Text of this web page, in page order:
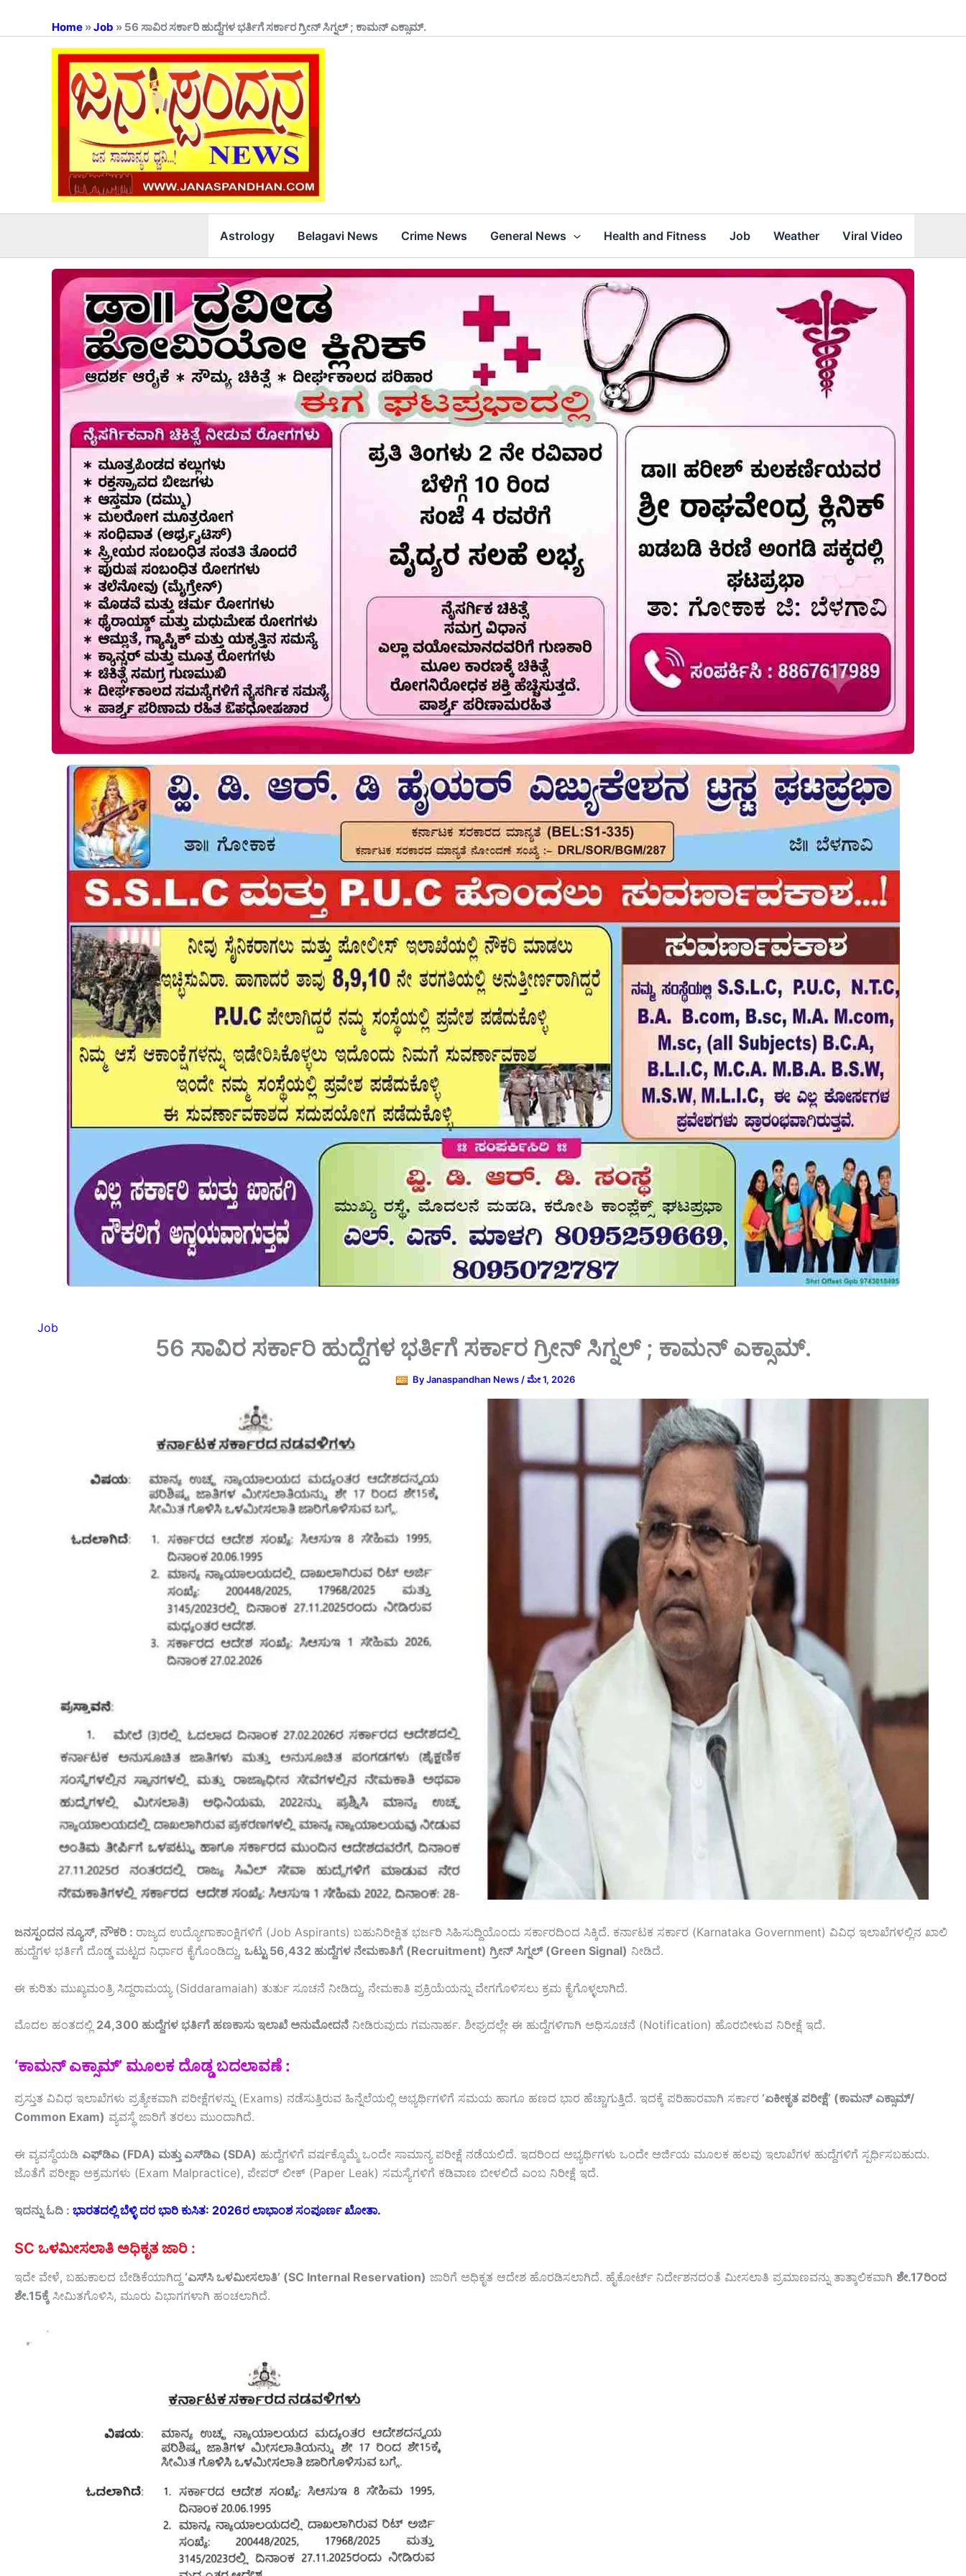
Home »Job » 56 ಸಾವಿರ ಸರ್ಕಾರಿ ಹುದ್ದೆಗಳ ಭರ್ತಿಗೆ ಸರ್ಕಾರ ಗ್ರೀನ್ ಸಿಗ್ನಲ್ ; ಕಾಮನ್ ಎಕ್ಸಾಮ್.
Astrology Belagavi News Crime News General News Health and Fitness Job Weather Viral Video
Job
56 ಸಾವಿರ ಸರ್ಕಾರಿ ಹುದ್ದೆಗಳ ಭರ್ತಿಗೆ ಸರ್ಕಾರ ಗ್ರೀನ್ ಸಿಗ್ನಲ್ ; ಕಾಮನ್ ಎಕ್ಸಾಮ್.
ByJanaspandhan News/ಮೇ 1, 2026
ಜನಸ್ಪಂದನ ನ್ಯೂಸ್‌, ನೌಕರಿ : ರಾಜ್ಯದ ಉದ್ಯೋಗಾಕಾಂಕ್ಷಿಗಳಿಗೆ (Job Aspirants) ಬಹುನಿರೀಕ್ಷಿತ ಭರ್ಜರಿ ಸಿಹಿಸುದ್ದಿಯೊಂದು ಸರ್ಕಾರದಿಂದ ಸಿಕ್ಕಿದೆ. ಕರ್ನಾಟಕ ಸರ್ಕಾರ (Karnataka Government) ವಿವಿಧ ಇಲಾಖೆಗಳಲ್ಲಿನ ಖಾಲಿ
ಹುದ್ದೆಗಳ ಭರ್ತಿಗೆ ದೊಡ್ಡ ಮಟ್ಟದ ನಿರ್ಧಾರ ಕೈಗೊಂಡಿದ್ದು, ಒಟ್ಟು 56,432 ಹುದ್ದೆಗಳ ನೇಮಕಾತಿಗೆ (Recruitment) ಗ್ರೀನ್ ಸಿಗ್ನಲ್ (Green Signal) ನೀಡಿದೆ.
ಈ ಕುರಿತು ಮುಖ್ಯಮಂತ್ರಿ ಸಿದ್ದರಾಮಯ್ಯ (Siddaramaiah) ತುರ್ತು ಸೂಚನೆ ನೀಡಿದ್ದು, ನೇಮಕಾತಿ ಪ್ರಕ್ರಿಯೆಯನ್ನು ವೇಗಗೊಳಿಸಲು ಕ್ರಮ ಕೈಗೊಳ್ಳಲಾಗಿದೆ.
ಮೊದಲ ಹಂತದಲ್ಲಿ 24,300 ಹುದ್ದೆಗಳ ಭರ್ತಿಗೆ ಹಣಕಾಸು ಇಲಾಖೆ ಅನುಮೋದನೆ ನೀಡಿರುವುದು ಗಮನಾರ್ಹ. ಶೀಘ್ರದಲ್ಲೇ ಈ ಹುದ್ದೆಗಳಿಗಾಗಿ ಅಧಿಸೂಚನೆ (Notification) ಹೊರಬೀಳುವ ನಿರೀಕ್ಷೆ ಇದೆ.
‘ಕಾಮನ್ ಎಕ್ಸಾಮ್’ ಮೂಲಕ ದೊಡ್ಡ ಬದಲಾವಣೆ :
ಪ್ರಸ್ತುತ ವಿವಿಧ ಇಲಾಖೆಗಳು ಪ್ರತ್ಯೇಕವಾಗಿ ಪರೀಕ್ಷೆಗಳನ್ನು (Exams) ನಡೆಸುತ್ತಿರುವ ಹಿನ್ನೆಲೆಯಲ್ಲಿ ಅಭ್ಯರ್ಥಿಗಳಿಗೆ ಸಮಯ ಹಾಗೂ ಹಣದ ಭಾರ ಹೆಚ್ಚಾಗುತ್ತಿದೆ. ಇದಕ್ಕೆ ಪರಿಹಾರವಾಗಿ ಸರ್ಕಾರ ‘ಏಕೀಕೃತ ಪರೀಕ್ಷೆ’ (ಕಾಮನ್ ಎಕ್ಸಾಮ್/
Common Exam) ವ್ಯವಸ್ಥೆ ಜಾರಿಗೆ ತರಲು ಮುಂದಾಗಿದೆ.
ಈ ವ್ಯವಸ್ಥೆಯಡಿ ಎಫ್‌ಡಿಎ (FDA) ಮತ್ತು ಎಸ್‌ಡಿಎ (SDA) ಹುದ್ದೆಗಳಿಗೆ ವರ್ಷಕ್ಕೊಮ್ಮೆ ಒಂದೇ ಸಾಮಾನ್ಯ ಪರೀಕ್ಷೆ ನಡೆಯಲಿದೆ. ಇದರಿಂದ ಅಭ್ಯರ್ಥಿಗಳು ಒಂದೇ ಅರ್ಜಿಯ ಮೂಲಕ ಹಲವು ಇಲಾಖೆಗಳ ಹುದ್ದೆಗಳಿಗೆ ಸ್ಪರ್ಧಿಸಬಹುದು.
ಜೊತೆಗೆ ಪರೀಕ್ಷಾ ಅಕ್ರಮಗಳು (Exam Malpractice), ಪೇಪರ್ ಲೀಕ್ (Paper Leak) ಸಮಸ್ಯೆಗಳಿಗೆ ಕಡಿವಾಣ ಬೀಳಲಿದೆ ಎಂಬ ನಿರೀಕ್ಷೆ ಇದೆ.
ಇದನ್ನು ಓದಿ : ಭಾರತದಲ್ಲಿ ಬೆಳ್ಳಿ ದರ ಭಾರಿ ಕುಸಿತ: 2026ರ ಲಾಭಾಂಶ ಸಂಪೂರ್ಣ ಖೋತಾ.
SC ಒಳಮೀಸಲಾತಿ ಅಧಿಕೃತ ಜಾರಿ :
ಇದೇ ವೇಳೆ, ಬಹುಕಾಲದ ಬೇಡಿಕೆಯಾಗಿದ್ದ ‘ಎಸ್‌ಸಿ ಒಳಮೀಸಲಾತಿ’ (SC Internal Reservation) ಜಾರಿಗೆ ಅಧಿಕೃತ ಆದೇಶ ಹೊರಡಿಸಲಾಗಿದೆ. ಹೈಕೋರ್ಟ್ ನಿರ್ದೇಶನದಂತೆ ಮೀಸಲಾತಿ ಪ್ರಮಾಣವನ್ನು ತಾತ್ಕಾಲಿಕವಾಗಿ ಶೇ.17ರಿಂದ
ಶೇ.15ಕ್ಕೆ ಸೀಮಿತಗೊಳಿಸಿ, ಮೂರು ವಿಭಾಗಗಳಾಗಿ ಹಂಚಲಾಗಿದೆ.